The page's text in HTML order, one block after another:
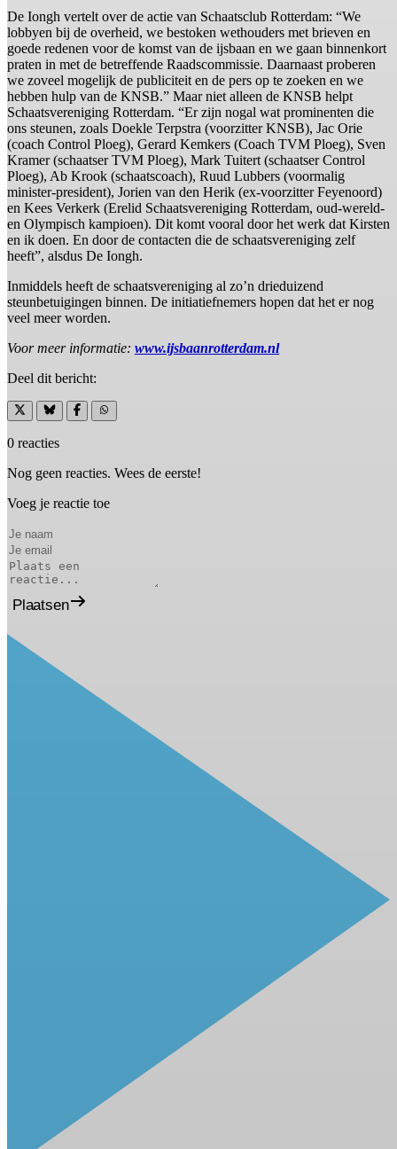
De Iongh vertelt over de actie van Schaatsclub Rotterdam: “We
lobbyen bij de overheid, we bestoken wethouders met brieven en
goede redenen voor de komst van de ijsbaan en we gaan binnenkort
praten in met de betreffende Raadscommissie. Daarnaast proberen
we zoveel mogelijk de publiciteit en de pers op te zoeken en we
hebben hulp van de KNSB.” Maar niet alleen de KNSB helpt
Schaatsvereniging Rotterdam. “Er zijn nogal wat prominenten die
ons steunen, zoals Doekle Terpstra (voorzitter KNSB), Jac Orie
(coach Control Ploeg), Gerard Kemkers (Coach TVM Ploeg), Sven
Kramer (schaatser TVM Ploeg), Mark Tuitert (schaatser Control
Ploeg), Ab Krook (schaatscoach), Ruud Lubbers (voormalig
minister-president), Jorien van den Herik (ex-voorzitter Feyenoord)
en Kees Verkerk (Erelid Schaatsvereniging Rotterdam, oud-wereld-
en Olympisch kampioen). Dit komt vooral door het werk dat Kirsten
en ik doen. En door de contacten die de schaatsvereniging zelf
heeft”, alsdus De Iongh.
Inmiddels heeft de schaatsvereniging al zo’n drieduizend
steunbetuigingen binnen. De initiatiefnemers hopen dat het er nog
veel meer worden.
Voor meer informatie: www.ijsbaanrotterdam.nl
Deel dit bericht:
0 reacties
Nog geen reacties. Wees de eerste!
Voeg je reactie toe
Plaatsen